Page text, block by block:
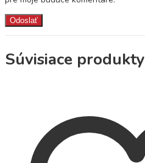
Súvisiace produkty